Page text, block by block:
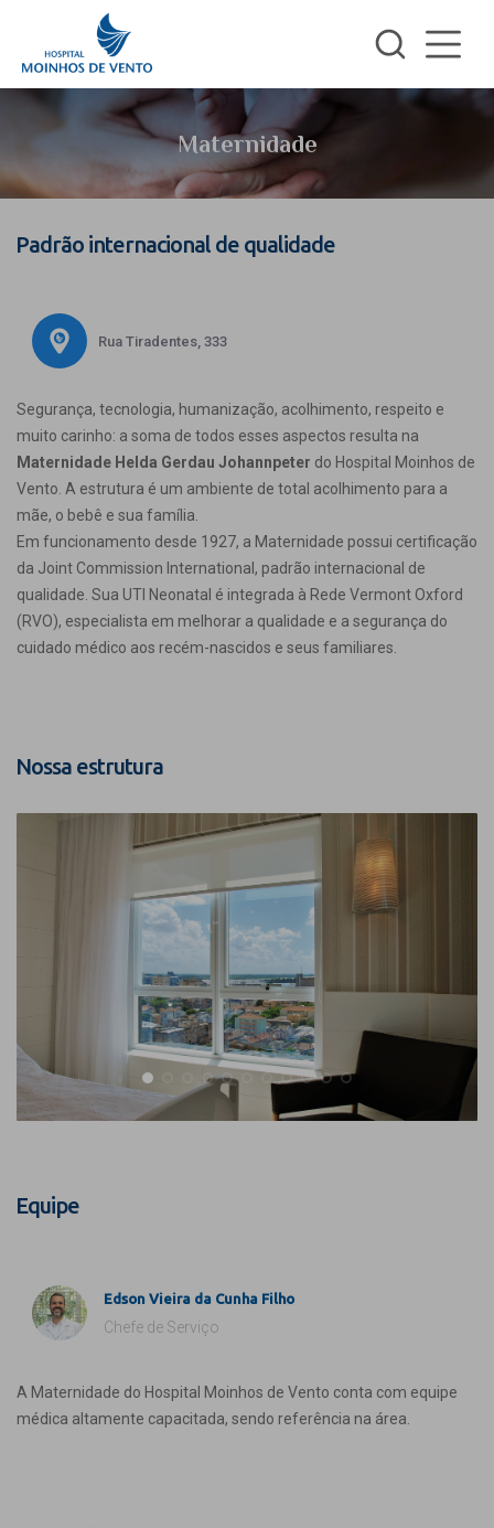
Maternidade
Padrão internacional de qualidade
Rua Tiradentes, 333
Segurança, tecnologia, humanização, acolhimento, respeito e
muito carinho: a soma de todos esses aspectos resulta na
Maternidade Helda Gerdau Johannpeter do Hospital Moinhos de
Vento. A estrutura é um ambiente de total acolhimento para a
mãe, o bebê e sua família.
Em funcionamento desde 1927, a Maternidade possui certificação
da Joint Commission International, padrão internacional de
qualidade. Sua UTI Neonatal é integrada à Rede Vermont Oxford
(RVO), especialista em melhorar a qualidade e a segurança do
cuidado médico aos recém-nascidos e seus familiares.
Nossa estrutura
Equipe
Edson Vieira da Cunha Filho
Chefe de Serviço
A Maternidade do Hospital Moinhos de Vento conta com equipe
médica altamente capacitada, sendo referência na área.